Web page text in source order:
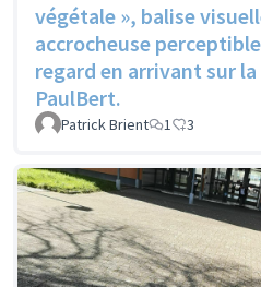
végétale », balise
accrocheuse
regard en arrivant sur la
PaulBert.
Patrick Brient 1 3